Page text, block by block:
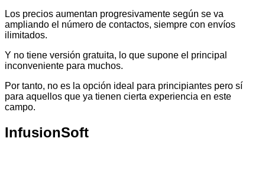
Los precios aumentan progresivamente según se va
ampliando el número de contactos, siempre con envíos
ilimitados.
Y no tiene versión gratuita, lo que supone el principal
inconveniente para muchos.
Por tanto, no es la opción ideal para principiantes pero sí
para aquellos que ya tienen cierta experiencia en este
campo.
InfusionSoft